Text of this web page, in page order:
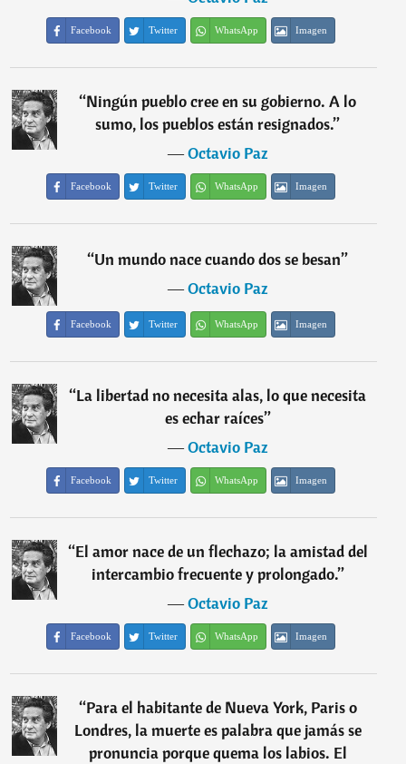
Facebook Twitter WhatsApp Imagen
“Ningún pueblo cree en su gobierno. A lo
sumo, los pueblos están resignados.”
―Octavio Paz
Facebook Twitter WhatsApp Imagen
“Un mundo nace cuando dos se besan”
―Octavio Paz
Facebook Twitter WhatsApp Imagen
“La libertad no necesita alas, lo que necesita
es echar raíces”
―Octavio Paz
Facebook Twitter WhatsApp Imagen
“El amor nace de un flechazo; la amistad del
intercambio frecuente y prolongado.”
―Octavio Paz
Facebook Twitter WhatsApp Imagen
“Para el habitante de Nueva York, Paris o
Londres, la muerte es palabra que jamás se
pronuncia porque quema los labios. El